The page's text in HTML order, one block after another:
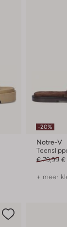
-20%
Notre-V
€ 79,99 €
+ meer